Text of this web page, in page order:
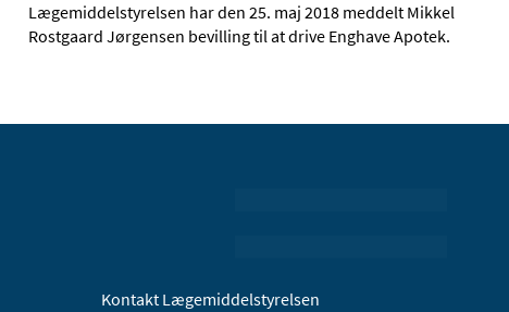
Lægemiddelstyrelsen har den 25. maj 2018 meddelt Mikkel
Rostgaard Jørgensen bevilling til at drive Enghave Apotek.
Kontakt Lægemiddelstyrelsen